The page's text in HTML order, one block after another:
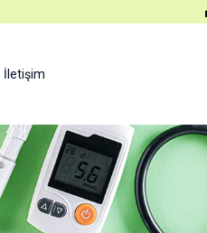
İletişim